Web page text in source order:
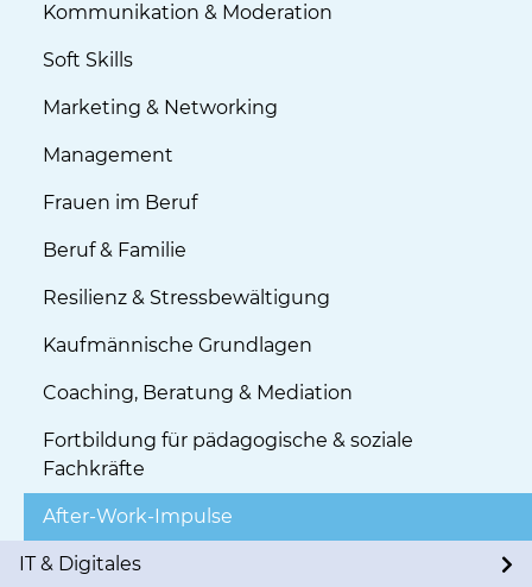
Kommunikation & Moderation
Soft Skills
Marketing & Networking
Management
Frauen im Beruf
Beruf & Familie
Resilienz & Stressbewältigung
Kaufmännische Grundlagen
Coaching, Beratung & Mediation
Fortbildung für pädagogische & soziale
Fachkräfte
After-Work-Impulse
IT & Digitales